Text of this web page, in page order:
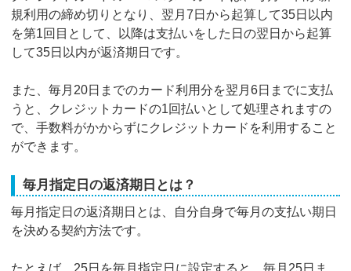
規利用の締め切りとなり、翌月7日から起算して35日以内
を第1回目として、以降は支払いをした日の翌日から起算
して35日以内が返済期日です。
また、毎月20日までのカード利用分を翌月6日までに支払
うと、クレジットカードの1回払いとして処理されますの
で、手数料がかからずにクレジットカードを利用すること
ができます。
毎月指定日の返済期日とは？
毎月指定日の返済期日とは、自分自身で毎月の支払い期日
を決める契約方法です。
たとえば、25日を毎月指定日に設定すると、毎月25日ま